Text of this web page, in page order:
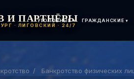
И ПАРТНЁРЫ
· ЛИГОВСКИЙ · 24/7
УГОЛОВНЫЕ ГРАЖДАНСКИЕ
/ Банкротство физических